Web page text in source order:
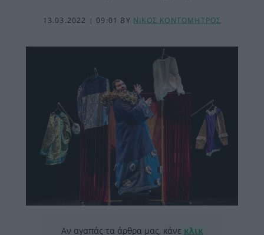
13.03.2022 | 09:01 BY ΝΙΚΟΣ ΚΟΝΤΟΜΗΤΡΟΣ
Αν αγαπάς τα άρθρα μας, κάνε κλικ